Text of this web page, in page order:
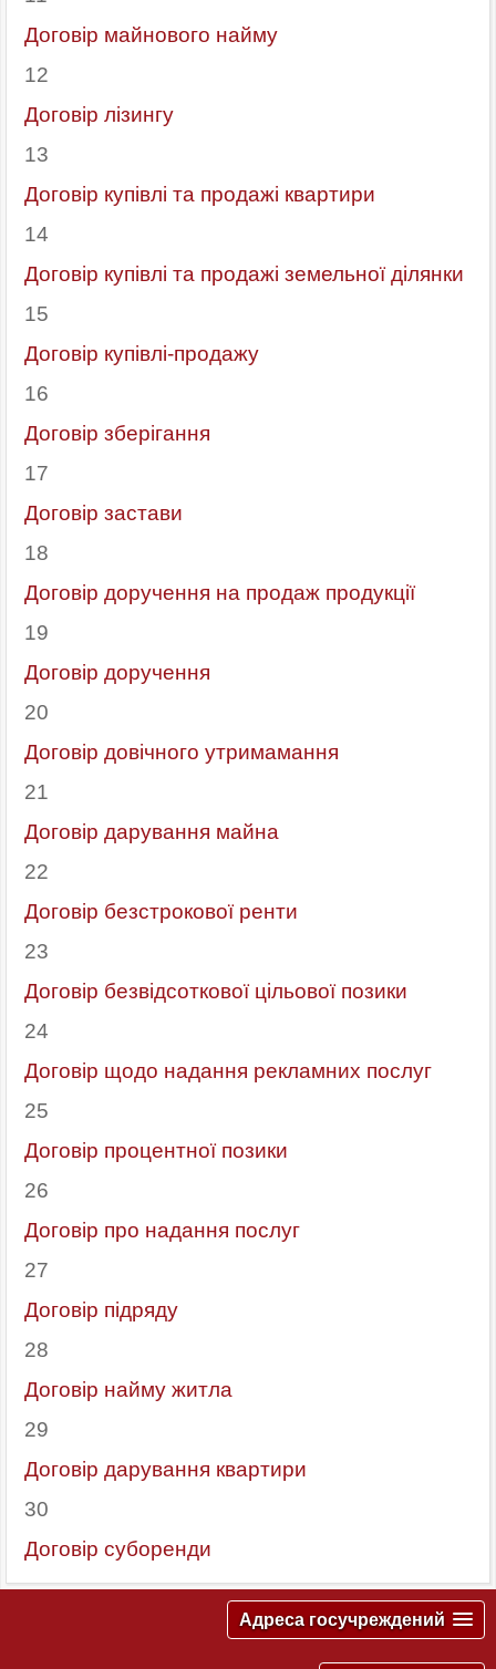
Договір майнового найму
12
Договір лізингу
13
Договір купівлі та продажі квартири
14
Договір купівлі та продажі земельної ділянки
15
Договір купівлі-продажу
16
Договір зберігання
17
Договір застави
18
Договір доручення на продаж продукції
19
Договір доручення
20
Договір довічного утримамання
21
Договір дарування майна
22
Договір безстрокової ренти
23
Договір безвідсоткової цільової позики
24
Договір щодо надання рекламних послуг
25
Договір процентної позики
26
Договір про надання послуг
27
Договір підряду
28
Договір найму житла
29
Договір дарування квартири
30
Договір суборенди
Адреса госучреждений